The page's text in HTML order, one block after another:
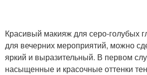
Макияж в коричневых
тонах
Красивый макияж для серо-голубых
для вечерних мероприятий, можно
яркий и выразительный. В первом
насыщенные и красочные оттенки